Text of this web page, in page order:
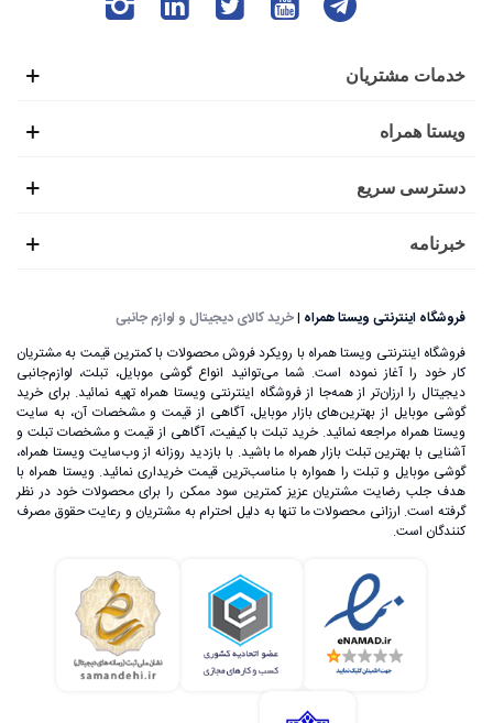
خدمات مشتریان
ویستا همراه
دسترسی سریع
خبرنامه
فروشگاه اینترنتی ویستا همراه |خرید کالای دیجیتال و لوازم جانبی
فروشگاه اینترنتی ویستا همراه با رویکرد فروش محصولات با کمترین قیمت به مشتریان
کار خود را آغاز نموده است. شما می‌توانید انواع گوشی موبایل، تبلت، لوازم‌جانبی
دیجیتال را ارزان‌تر از همه‌جا از فروشگاه اینترنتی ویستا همراه تهیه نمائید. برای خرید
گوشی موبایل از بهترین‌های بازار موبایل، آگاهی از قیمت و مشخصات آن، به ‌سایت
ویستا همراه مراجعه نمائید. خرید تبلت با کیفیت، آگاهی از قیمت و مشخصات تبلت و
آشنایی با بهترین تبلت بازار همراه ما باشید. با بازدید روزانه از وب‌سایت ویستا همراه،
گوشی موبایل و تبلت را همواره با مناسب‌ترین قیمت خریداری نمائید. ویستا همراه با
هدف جلب رضایت مشتریان عزیز کمترین سود ممکن را برای محصولات خود در نظر
گرفته است. ارزانی محصولات ما تنها به دلیل احترام به مشتریان و رعایت حقوق مصرف
کنندگان است.